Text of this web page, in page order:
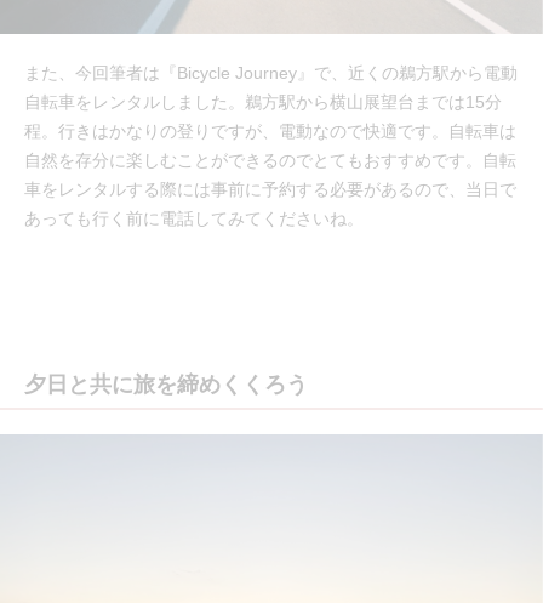
また、今回筆者は『Bicycle Journey』で、近くの鵜方駅から電動
自転車をレンタルしました。鵜方駅から横山展望台までは15分
程。行きはかなりの登りですが、電動なので快適です。自転車は
自然を存分に楽しむことができるのでとてもおすすめです。自転
車をレンタルする際には事前に予約する必要があるので、当日で
あっても行く前に電話してみてくださいね。
夕日と共に旅を締めくくろう